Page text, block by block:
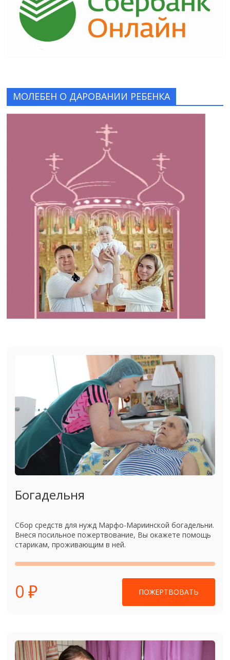
МОЛЕБЕН О ДАРОВАНИИ РЕБЕНКА
Богадельня
Сбор средств для нужд Марфо-Мариинской богадельни.
Внеся посильное пожертвование, Вы окажете помощь
старикам, проживающим в ней.
0 ₽ ПОЖЕРТВОВАТЬ